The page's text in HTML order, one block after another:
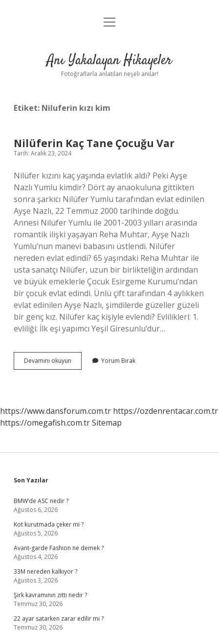
Anasayfa
Yasal Uyarı
menüyü
Anı Yakalayan Hikayeler
Fotoğraflarla anlatılan neşeli anılar!
Etiket: Niluferin kızı kim
Nilüferin Kaç Tane Çocuğu Var
Tarih: Aralık 23, 2024
Nilüfer kızını kaç yaşında evlatlık aldı? Peki Ayşe
Nazlı Yumlu kimdir? Dört ay anaokuluna gittikten
sonra şarkıcı Nilüfer Yumlu tarafından evlat edinilen
Ayşe Nazlı, 22 Temmuz 2000 tarihinde doğdu.
Annesi Nilüfer Yumlu ile 2001-2003 yılları arasında
romantik ilişki yaşayan Reha Muhtar, Ayşe Nazlı
Yumlu’nun manevi babasını üstlendi. Nilüfer
nereden evlat edindi? 65 yaşındaki Reha Muhtar ile
usta sanatçı Nilüfer, uzun bir birlikteliğin ardından
ve büyük emeklerle Çocuk Esirgeme Kurumu’ndan
bir çocuk evlat edindi. Ünlü çift tarafından 4 aylıkken
evlat edinilen Ayşe Nazlı, şimdilerde güzeller güzeli
bir genç kız. Nilüfer kaç kişiyle evlendi? Evlilikleri: 1.
evliliği: İlk eşi yapımcı Yeşil Giresunlu’dur…
Devamını okuyun Nilüferin
Kaç
Yorum Bırak
https://www.dansforum.com.tr https://ozdenrentacar.com.tr
https://omegafish.com.trSitemap
Sidebar
Son Yazılar
BMW’de ASC nedir ?
Ağustos 6, 2026
Kot kurutmada çeker mi ?
Ağustos 5, 2026
Avant-garde Fashion ne demek ?
Ağustos 4, 2026
33M nereden kalkıyor ?
Ağustos 3, 2026
Şirk kavramının zıttı nedir ?
Temmuz 30, 2026
22 ayar satarken zarar edilir mi ?
Temmuz 30, 2026